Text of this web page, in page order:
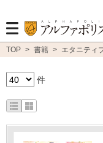
TOP > 書籍 > エタニティ
件